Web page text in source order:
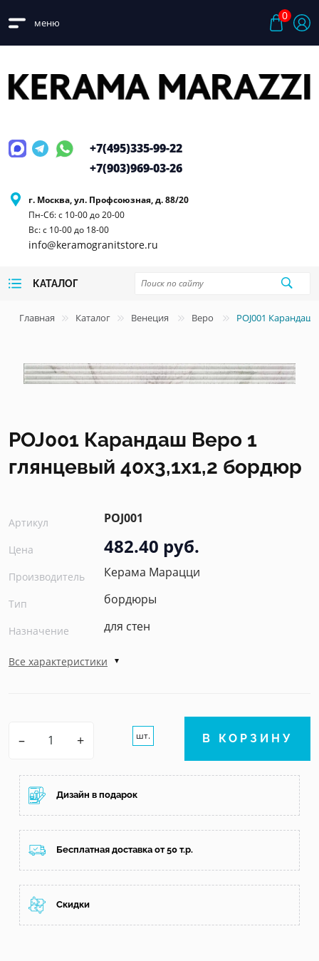
меню
0
г. Москва, ул. Профсоюзная, д. 88/20
Пн-Сб: с 10-00 до 20-00
Вс: с 10-00 до 18-00
info@keramogranitstore.ru
+7(495)335-99-22
+7(903)969-03-26
КАТАЛОГ
Главная Каталог Венеция Веро POJ001
POJ001 Карандаш Веро 1
глянцевый 40x3,1x1,2 бордюр
Артикул POJ001
Цена 482.40 руб.
Производитель Керама Марацци
Тип бордюры
Назначение для стен
Все характеристики
– + шт. В КОРЗИНУ
Дизайн в подарок
Бесплатная доставка от 50 т.р.
Скидки